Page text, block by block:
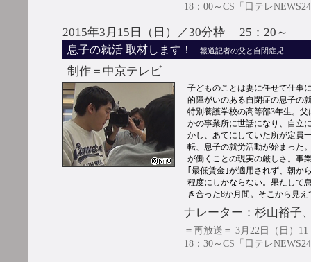
18：00～CS「日テレ
2015年3月15日（日）／30分枠 25：20～
息子の就活 取材します！ 報道記者の父と自閉症児
制作＝中京テレビ
子どものことは妻に任せて仕事
的障がいのある自閉症の息子の
特別養護学校の高等部3年生。
かの事業所に世話になり、自立
かし、あてにしていた所が定員
転、息子の就労活動が始まった
が働くことの現実の厳しさ。事
｢最低賃金｣が適用されず、朝か
程度にしかならない。果たして
き合った8か月間。そこから見
ナレーター：杉山裕子
＝再放送＝ 3月22日（日）
18：30～CS「日テレ